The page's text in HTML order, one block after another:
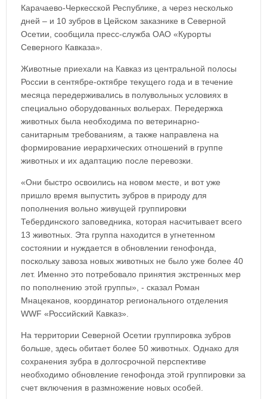
Карачаево-Черкесской Республике, а через несколько
дней – и 10 зубров в Цейском заказнике в Северной
Осетии, сообщила пресс-служба ОАО «Курорты
Северного Кавказа».
Животные приехали на Кавказ из центральной полосы
России в сентябре-октябре текущего года и в течение
месяца передерживались в полувольных условиях в
специально оборудованных вольерах. Передержка
животных была необходима по ветеринарно-
санитарным требованиям, а также направлена на
формирование иерархических отношений в группе
животных и их адаптацию после перевозки.
«Они быстро освоились на новом месте, и вот уже
пришло время выпустить зубров в природу для
пополнения вольно живущей группировки
Тебердинского заповедника, которая насчитывает всего
13 животных. Эта группа находится в угнетенном
состоянии и нуждается в обновлении генофонда,
поскольку завоза новых животных не было уже более 40
лет. Именно это потребовало принятия экстренных мер
по пополнению этой группы», - сказал Роман
Мнацеканов, координатор регионального отделения
WWF «Российский Кавказ».
На территории Северной Осетии группировка зубров
больше, здесь обитает более 50 животных. Однако для
сохранения зубра в долгосрочной перспективе
необходимо обновление генофонда этой группировки за
счет включения в размножение новых особей.